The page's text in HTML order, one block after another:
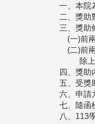
一、本院
二、獎助
三、獎助
(一)前兩
(二)前兩
除上
四、獎助
五、受獎
六、申請
七、隨函
八、113